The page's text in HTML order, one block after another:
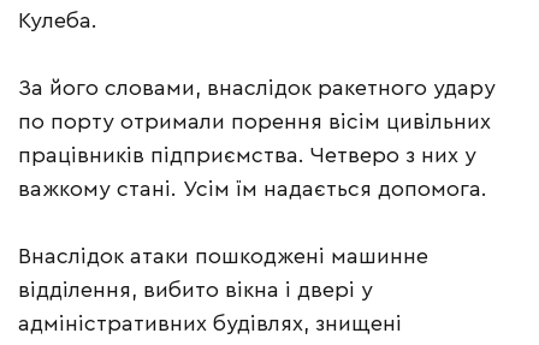
Кулеба.
За його словами, внаслідок ракетного удару
по порту отримали порення вісім цивільних
працівників підприємства. Четверо з них у
важкому стані. Усім їм надається допомога.
Внаслідок атаки пошкоджені машинне
відділення, вибито вікна і двері у
адміністративних будівлях, знищені